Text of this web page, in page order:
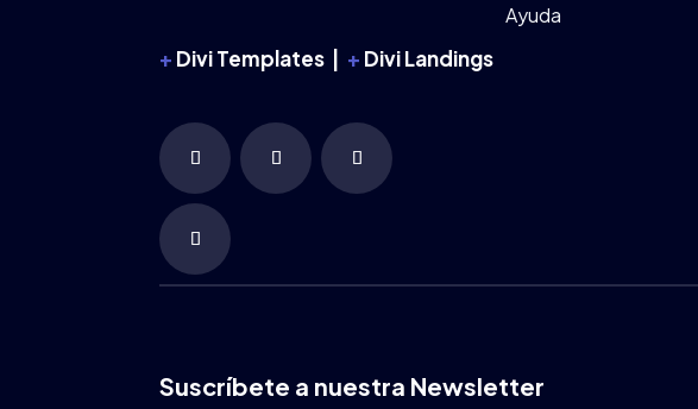
+ Divi Templates | + Divi Landings
Ayuda
Suscríbete a nuestra Newsletter